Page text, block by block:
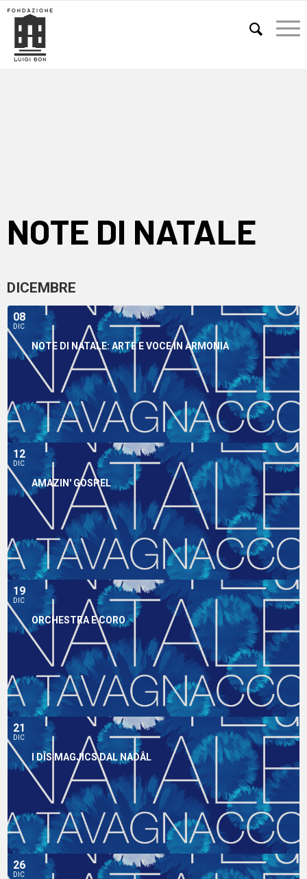
NOTE DI NATALE
DICEMBRE
08
DIC
NOTE DI NATALE: ARTE E VOCE IN ARMONIA
12
DIC
AMAZIN' GOSPEL
19
DIC
ORCHESTRA E CORO
21
DIC
I DÎS MAGJICS DAL NADÂL
26
DIC